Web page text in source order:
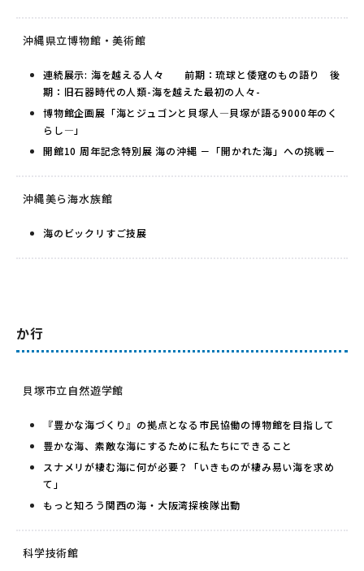
沖縄県立博物館・美術館
連続展示: 海を越える人々 前期：琉球と倭寇のもの語り 後
期：旧石器時代の人類-海を越えた最初の人々-
博物館企画展「海とジュゴンと貝塚人―貝塚が語る9000年のく
らし―」
開館10 周年記念特別展 海の沖縄 －「開かれた海」への挑戦－
沖縄美ら海水族館
海のビックリすご技展
か行
貝塚市立自然遊学館
『豊かな海づくり』の拠点となる市民協働の博物館を目指して
豊かな海、素敵な海にするために私たちにできること
スナメリが棲む海に何が必要？「いきものが棲み易い海を求め
て」
もっと知ろう関西の海・大阪湾探検隊出動
科学技術館